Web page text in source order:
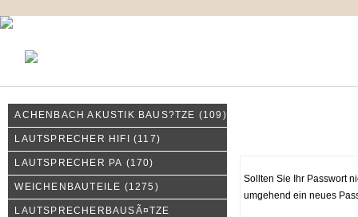
ACHENBACH AKUSTIK BAUS?TZE (109)
LAUTSPRECHER HIFI (117)
LAUTSPRECHER PA (170)
WEICHENBAUTEILE (1275)
LAUTSPRECHERBAUSÃ¤TZE
Sollten Sie Ihr Passwort
umgehend ein neues